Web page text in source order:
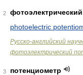
2
photoelectric
Русско-английский
фотоэлектрический
3
потенциометр